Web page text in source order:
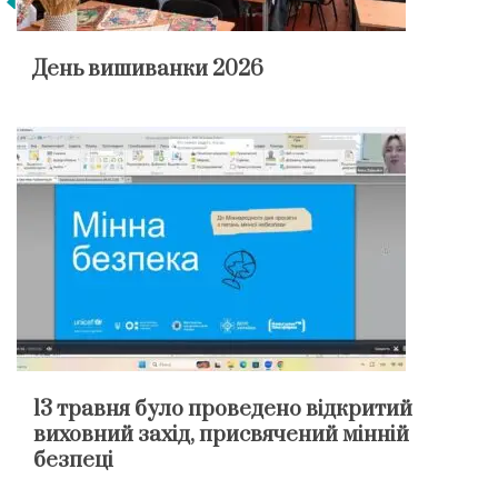
День вишиванки 2026
13 травня було проведено відкритий
виховний захід, присвячений мінній
безпеці